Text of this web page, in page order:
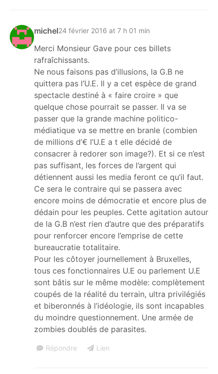
michel24 février 2016 at 7 h 01 min
Merci Monsieur Gave pour ces billets
rafraîchissants.
Ne nous faisons pas d’illusions, la G.B ne
quittera pas l’U.E. Il y a cet espèce de grand
spectacle destiné à « faire croire » que
quelque chose pourrait se passer. Il va se
passer que la grande machine politico-
médiatique va se mettre en branle (combien
de millions d’€ l’U.E a t elle décidé de
consacrer à redorer son image?). Et si ce n’est
pas suffisant, les forces de l’argent qui
détiennent aussi les media feront ce qu’il faut.
Ce sera le contraire qui se passera avec
encore moins de démocratie et encore plus de
dédain pour les peuples. Cette agitation autour
de la G.B n’est rien d’autre que des préparatifs
pour renforcer encore l’emprise de cette
bureaucratie totalitaire.
Pour les côtoyer journellement à Bruxelles,
tous ces fonctionnaires U.E ou parlement U.E
sont bâtis sur le même modèle: complètement
coupés de la réalité du terrain, ultra privilégiés
et biberonnés à l’idéologie, ils sont incapables
du moindre questionnement. Une armée de
zombies doublés de parasites.
Répondre Lien